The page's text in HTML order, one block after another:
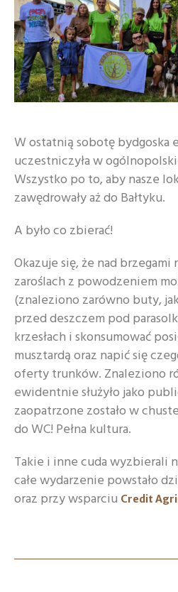
W ostatnią sobotę bydgoska
uczestniczyła w
Wszystko po to, aby nasze
zawędrowały aż do Bałtyku.
A było co zbierać!
Okazuje się, że nad brzegami
zaroślach z powodzeniem
(znaleziono zarówno buty,
przed deszczem pod
krzesłach i skonsumować
musztardą oraz napić się
oferty trunków. Znaleziono
ewidentnie służyło jako
zaopatrzone zostało w
do WC! Pełna kultura.
Takie i inne cuda wyzbierali
całe wydarzenie powstało
oraz przy wsparciu Credit